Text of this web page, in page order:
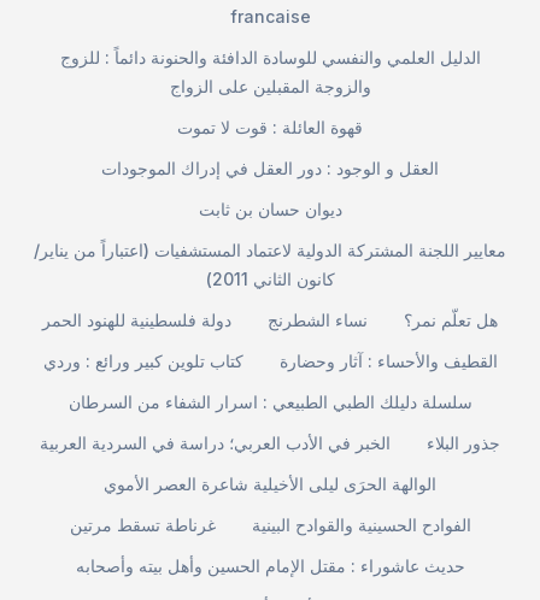
francaise
الدليل العلمي والنفسي للوسادة الدافئة والحنونة دائماً : للزوج
والزوجة المقبلين على الزواج
قهوة العائلة : قوت لا تموت
العقل و الوجود : دور العقل في إدراك الموجودات
ديوان حسان بن ثابت
معايير اللجنة المشتركة الدولية لاعتماد المستشفيات (اعتباراً من يناير/
كانون الثاني 2011)
دولة فلسطينية للهنود الحمر
نساء الشطرنج
هل تعلّم نمر؟
كتاب تلوين كبير ورائع : وردي
القطيف والأحساء : آثار وحضارة
سلسلة دليلك الطبي الطبيعي : اسرار الشفاء من السرطان
الخبر في الأدب العربي؛ دراسة في السردية العربية
جذور البلاء
الوالهة الحرَى ليلى الأخيلية شاعرة العصر الأموي
غرناطة تسقط مرتين
الفوادح الحسينية والقوادح البينية
حديث عاشوراء : مقتل الإمام الحسين وأهل بيته وأصحابه